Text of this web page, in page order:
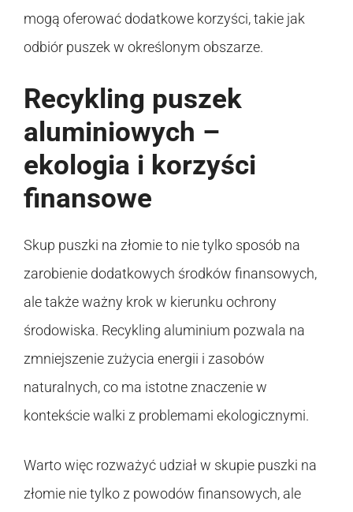
mogą oferować dodatkowe korzyści, takie jak
odbiór puszek w określonym obszarze.
Recykling puszek
aluminiowych –
ekologia i korzyści
finansowe
Skup puszki na złomie to nie tylko sposób na
zarobienie dodatkowych środków finansowych,
ale także ważny krok w kierunku ochrony
środowiska. Recykling aluminium pozwala na
zmniejszenie zużycia energii i zasobów
naturalnych, co ma istotne znaczenie w
kontekście walki z problemami ekologicznymi.
Warto więc rozważyć udział w skupie puszki na
złomie nie tylko z powodów finansowych, ale